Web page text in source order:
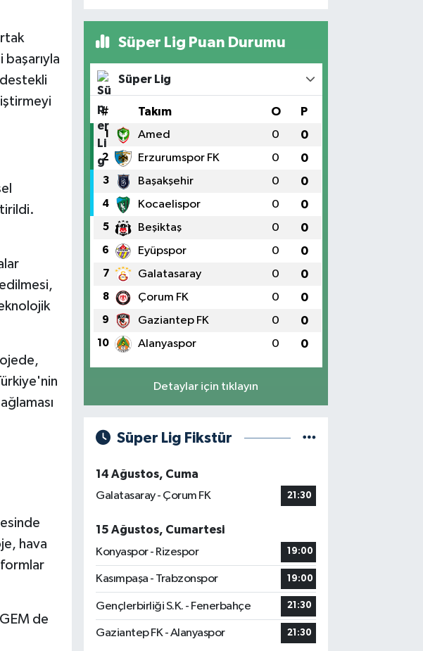
destekli
hava
de
Süper Lig Puan Durumu
Süper Lig
# Takım O P
1 Amed 0 0
2 Erzurumspor FK 0 0
3 Başakşehir 0 0
4 Kocaelispor 0 0
5 Beşiktaş 0 0
6 Eyüpspor 0 0
7 Galatasaray 0 0
8 Çorum FK 0 0
9 Gaziantep FK 0 0
10 Alanyaspor 0 0
Detaylar için tıklayın
Süper Lig Fikstür
14 Ağustos, Cuma
Galatasaray - Çorum FK
21:30
15 Ağustos, Cumartesi
Konyaspor - Rizespor
19:00
Kasımpaşa - Trabzonspor 19:00
Gençlerbirliği S.K. - Fenerbahçe 21:30
Gaziantep FK - Alanyaspor 21:30